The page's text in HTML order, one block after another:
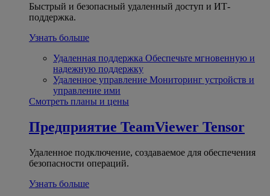
Быстрый и безопасный удаленный доступ и ИТ-
поддержка.
Узнать больше
Удаленная поддержка Обеспечьте мгновенную и
надежную поддержку
Удаленное управление Мониторинг устройств и
управление ими
Смотреть планы и цены
Предприятие TeamViewer Tensor
Удаленное подключение, создаваемое для обеспечения
безопасности операций.
Узнать больше